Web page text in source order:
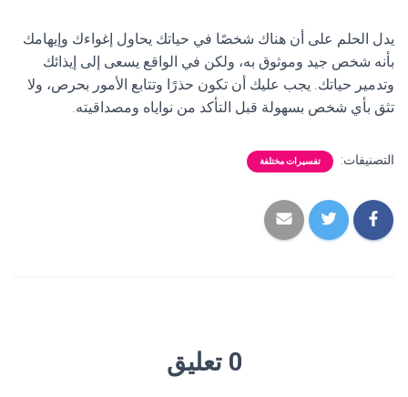
يدل الحلم على أن هناك شخصًا في حياتك يحاول إغواءك وإيهامك
بأنه شخص جيد وموثوق به، ولكن في الواقع يسعى إلى إيذائك
وتدمير حياتك. يجب عليك أن تكون حذرًا وتتابع الأمور بحرص، ولا
تثق بأي شخص بسهولة قبل التأكد من نواياه ومصداقيته.
التصنيفات: تفسيرات مختلفة
0 تعليق